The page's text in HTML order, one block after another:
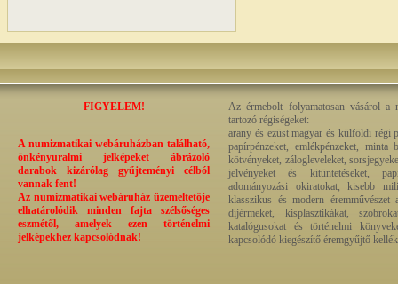
FIGYELEM!
A numizmatikai webáruházban található,
önkényuralmi jelképeket ábrázoló
darabok kizárólag gyűjteményi célból
vannak fent!
Az numizmatikai webáruház üzemeltetője
elhatárolódik minden fajta szélsőséges
eszmétől, amelyek ezen történelmi
jelképekhez kapcsolódnak!
Az érmebolt folyamatosan vásárol a
tartozó régiségeket:
arany és ezüst magyar és külföldi régi
papírpénzeket, emlékpénzeket, minta
kötvényeket, zálogleveleket,
jelvényeket és kitüntetéseket,
adományozási okiratokat, kisebb
klasszikus és modern éremművészet
díjérmeket, kisplasztikákat,
katalógusokat és történelmi
kapcsolódó kiegészítő éremgyűjtő